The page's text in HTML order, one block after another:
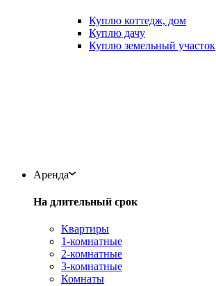
Куплю коттедж, дом
Куплю дачу
Куплю земельный участок
Аренда
На длительный срок
Квартиры
1-комнатные
2-комнатные
3-комнатные
Комнаты